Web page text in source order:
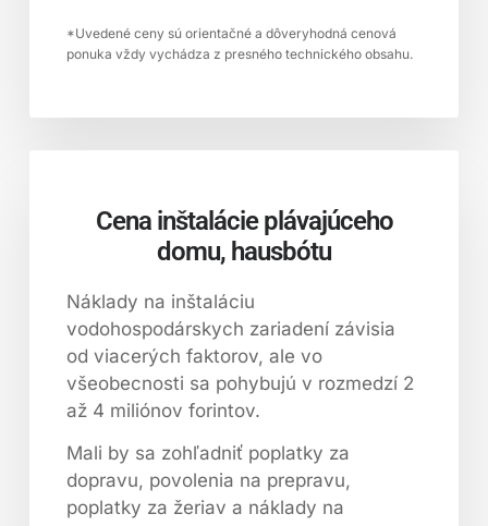
*Uvedené ceny sú orientačné a dôveryhodná cenová
ponuka vždy vychádza z presného technického obsahu.
Cena inštalácie plávajúceho
domu, hausbótu
Náklady na inštaláciu
vodohospodárskych zariadení závisia
od viacerých faktorov, ale vo
všeobecnosti sa pohybujú v rozmedzí 2
až 4 miliónov forintov.
Mali by sa zohľadniť poplatky za
dopravu, povolenia na prepravu,
poplatky za žeriav a náklady na